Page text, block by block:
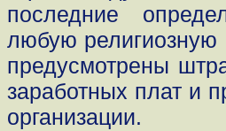
последние
любую религиозную
предусмотрены
заработных плат и
организации.